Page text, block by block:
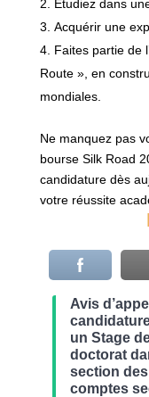
Étudiez dans
Acquérir une
Faites partie de
Route », en
mondiales.
Ne manquez pas
bourse Silk Road
candidature dès
votre réussite
Avis
un Stage
doctorat
section des
comptes